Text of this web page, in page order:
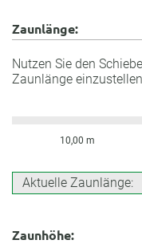
Zaunlänge:
Nutzen Sie den
Zaunlänge
Aktuelle Zaunlänge:
10,00 m
Zaunhöhe: